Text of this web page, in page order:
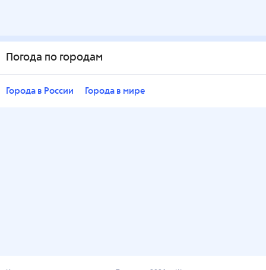
Погода по городам
Города в России Города в мире